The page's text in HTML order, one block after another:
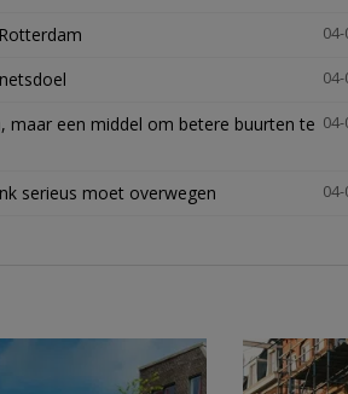
maar een middel om betere buurten te
serieus moet overwegen